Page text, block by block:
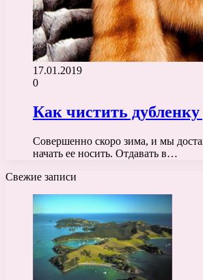
17.01.2019
0
Как чистить
Совершенно скоро зима, и мы
начать ее носить. Отдавать в…
Свежие записи